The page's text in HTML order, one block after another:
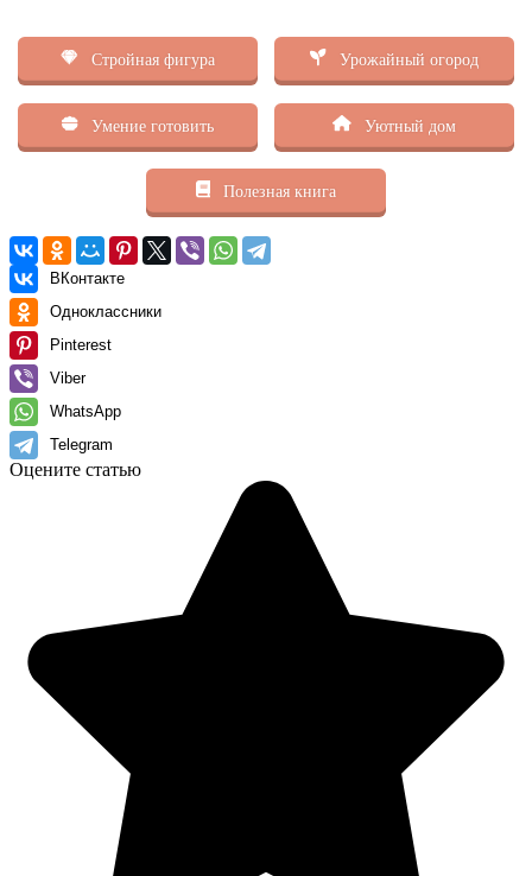
Стройная фигура Урожайный огород
Умение готовить Уютный дом
Полезная книга
ВКонтакте
Одноклассники
Pinterest
Viber
WhatsApp
Telegram
Оцените статью